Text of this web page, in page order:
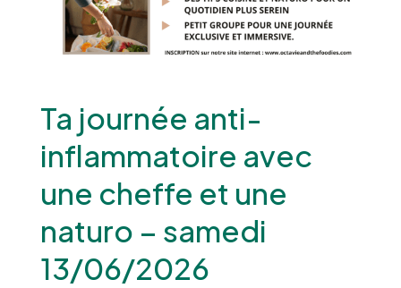
Ta journée anti-
inflammatoire avec
une cheffe et une
naturo – samedi
13/06/2026